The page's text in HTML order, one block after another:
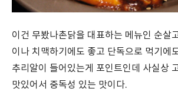
이건 무봤나촌닭을 대표하는 메뉴인 순살
이나 치맥하기에도 좋고 단독으로 먹기에
추리알이 들어있는게 포인트인데 사실상
맛있어서 중독성 있는 맛이다.